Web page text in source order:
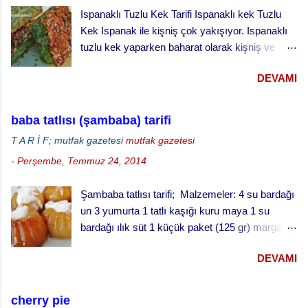
250 gr. file badem 4 çorba kaşığı bal 1 çorba
kaşığı toz tarçın 4 çorba kaşığı şeker 1 çay
kaşığı kakule çekirdeği (dövülmüş) 250 gr.
paket karbonat Un (alabildiği kadar) 1 çorba
kurabiyesi badambura yapılışı ·
Fırınınızı 170 derecede ısıtınız. · ...
Ispanaklı Tuzlu Kek Tarifi Ispanaklı kek Tuzlu
Kek Ispanak ile kişniş çok yakışıyor. Ispanaklı
tuzlu kek yaparken baharat olarak kişniş ve
serptik. Hem görünümü hem de lezzeti çok
ıspanakları çiğ olarak kullandık. Bu kekin daha
iyi pişmesi için derin kek kalıbında değil, sığ
kenarlı tepside pişirmeyi öneriyoruz.
DEVAMI
baba tatlısı (şambaba) tarifi
T A R İ F; mutfak gazetesi mutfak gazetesi
- Perşembe, Temmuz 24, 2014
Şambaba tatlısı tarifi; Malzemeler: 4 su bardağı
un 3 yumurta 1 tatlı kaşığı kuru maya 1 su
bardağı ılık süt 1 küçük paket (125 gr) margarin
fiske tuz şurup için: 3 su bardağı su 3 suDEVAMI
cherry pie